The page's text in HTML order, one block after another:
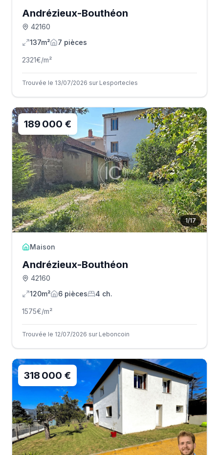
Andrézieux-Bouthéon
42160
137m²
7 pièces
2321€/m²
Trouvée le 13/07/2026 sur Lesportecles
1/17
189 000 €
Maison
Andrézieux-Bouthéon
42160
120m²
6 pièces 4 ch.
1575€/m²
Trouvée le 12/07/2026 sur Leboncoin
318 000 €